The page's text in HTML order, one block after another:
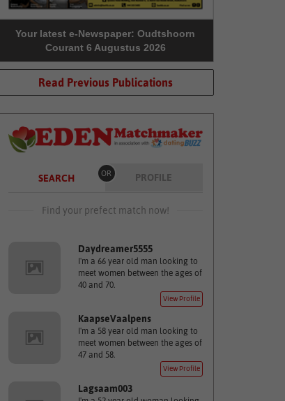
Your latest e-Newspaper: Oudtshoorn
Courant 6 Augustus 2026
Read Previous Publications
SEARCH OR PROFILE
Find your prefect match now!
Daydreamer5555
I'm a 66 year old man looking to
meet women between the ages of
40 and 70.
View Profile
KaapseVaalpens
I'm a 58 year old man looking to
meet women between the ages of
47 and 58.
View Profile
Lagsaam003